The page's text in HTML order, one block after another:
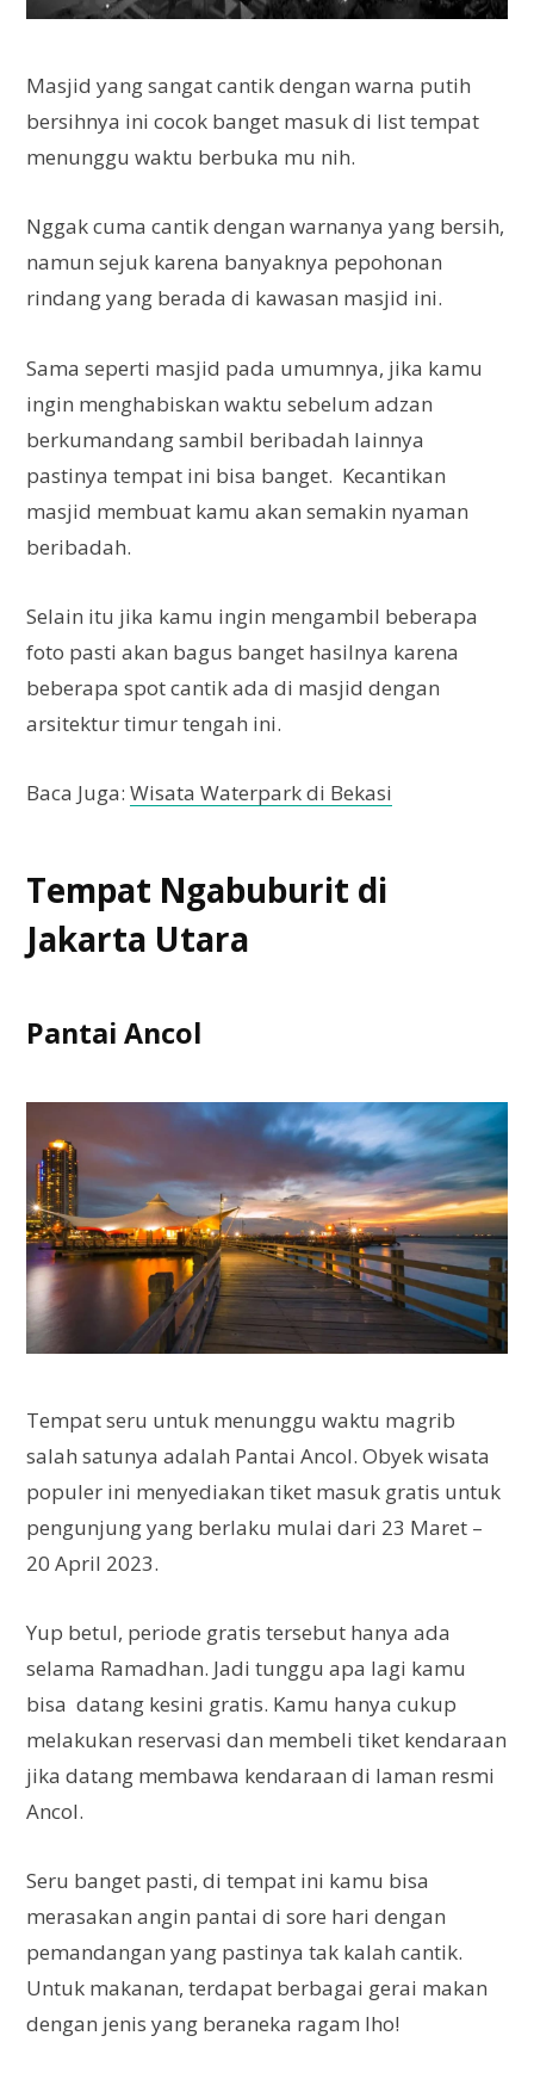
Masjid yang sangat cantik dengan warna putih
bersihnya ini cocok banget masuk di list tempat
menunggu waktu berbuka mu nih.
Nggak cuma cantik dengan warnanya yang bersih,
namun sejuk karena banyaknya pepohonan
rindang yang berada di kawasan masjid ini.
Sama seperti masjid pada umumnya, jika kamu
ingin menghabiskan waktu sebelum adzan
berkumandang sambil beribadah lainnya
pastinya tempat ini bisa banget. Kecantikan
masjid membuat kamu akan semakin nyaman
beribadah.
Selain itu jika kamu ingin mengambil beberapa
foto pasti akan bagus banget hasilnya karena
beberapa spot cantik ada di masjid dengan
arsitektur timur tengah ini.
Baca Juga: Wisata Waterpark di Bekasi
Tempat Ngabuburit di
Jakarta Utara
Pantai Ancol
Tempat seru untuk menunggu waktu magrib
salah satunya adalah Pantai Ancol. Obyek wisata
populer ini menyediakan tiket masuk gratis untuk
pengunjung yang berlaku mulai dari 23 Maret –
20 April 2023.
Yup betul, periode gratis tersebut hanya ada
selama Ramadhan. Jadi tunggu apa lagi kamu
bisa datang kesini gratis. Kamu hanya cukup
melakukan reservasi dan membeli tiket kendaraan
jika datang membawa kendaraan di laman resmi
Ancol.
Seru banget pasti, di tempat ini kamu bisa
merasakan angin pantai di sore hari dengan
pemandangan yang pastinya tak kalah cantik.
Untuk makanan, terdapat berbagai gerai makan
dengan jenis yang beraneka ragam lho!